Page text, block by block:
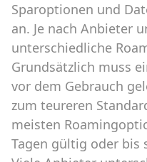
Sparoptionen und
an. Je nach Anbieter
unterschiedliche
Grundsätzlich muss
vor dem Gebrauch
zum teureren
meisten
Tagen gültig oder bis